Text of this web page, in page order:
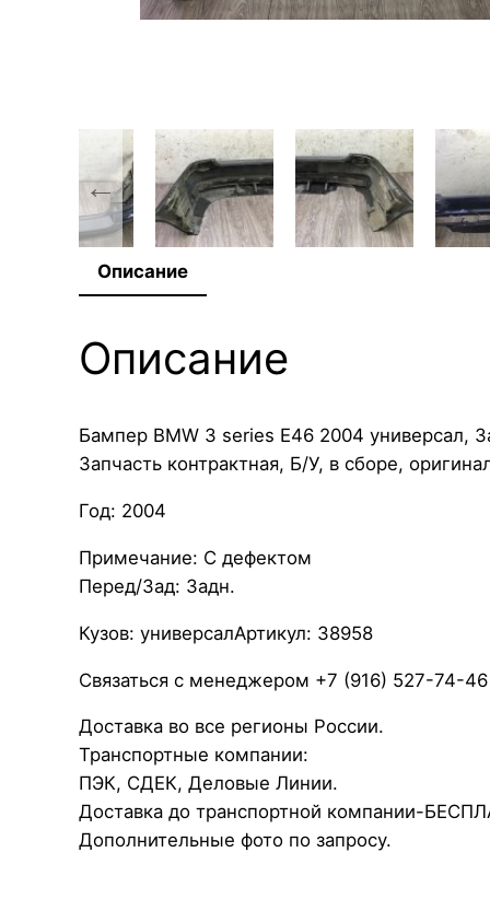
Описание
Описание
Бампер BMW 3 series E46 2004 универсал,
Запчасть контрактная, Б/У, в сборе,
Год: 2004
Примечание: С дефектом
Перед/Зад: Задн.
Кузов: универсалАртикул: 38958
Связаться с менеджером +7 (916) 527-74-46
Доставка во все регионы России.
Транспортные компании:
ПЭК, СДЕК, Деловые Линии.
Доставка до транспортной компании-
Дополнительные фото по запросу.